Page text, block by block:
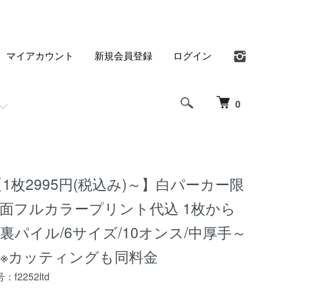
0
マイアカウント 新規会員登録 ログイン
1枚2995円(税込み)～】白パーカー限
フルカラープリント代込 1枚から
パイル/6サイズ/10オンス/中厚手～
カッティングも同料金
：f2252ltd